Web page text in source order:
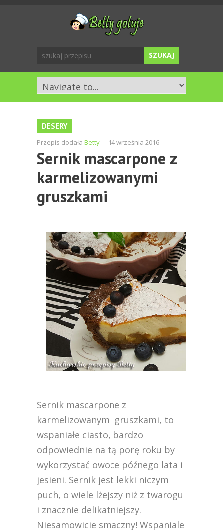
DESERY
Przepis dodała Betty - 14 września 2016
Sernik mascarpone z
karmelizowanymi
gruszkami
Sernik mascarpone z
karmelizowanymi gruszkami, to
wspaniałe ciasto, bardzo
odpowiednie na tą porę roku by
wykorzystać owoce późnego lata i
jesieni. Sernik jest lekki niczym
puch, o wiele lżejszy niż z twarogu
i znacznie delikatniejszy.
Niesamowicie smaczny! Wspaniale